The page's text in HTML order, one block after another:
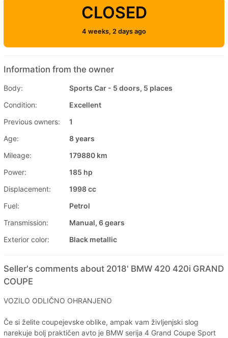
CLOSED
4 weeks, 2 days ago
Information from the owner
Body:
Sports Car - 5 doors, 5 places
Condition:
Excellent
Previous owners:
1
Age:
8 years
Mileage:
179880 km
Power:
185 hp
Displacement:
1998 cc
Fuel:
Petrol
Transmission:
Manual, 6 gears
Exterior color:
Black metallic
Seller's comments about 2018' BMW 420 420i GRAND
COUPE
VOZILO ODLIČNO OHRANJENO
Če si želite coupejevske oblike, ampak vam življenjski slog
narekuje bolj praktičen avto je BMW serija 4 Grand Coupe Sport